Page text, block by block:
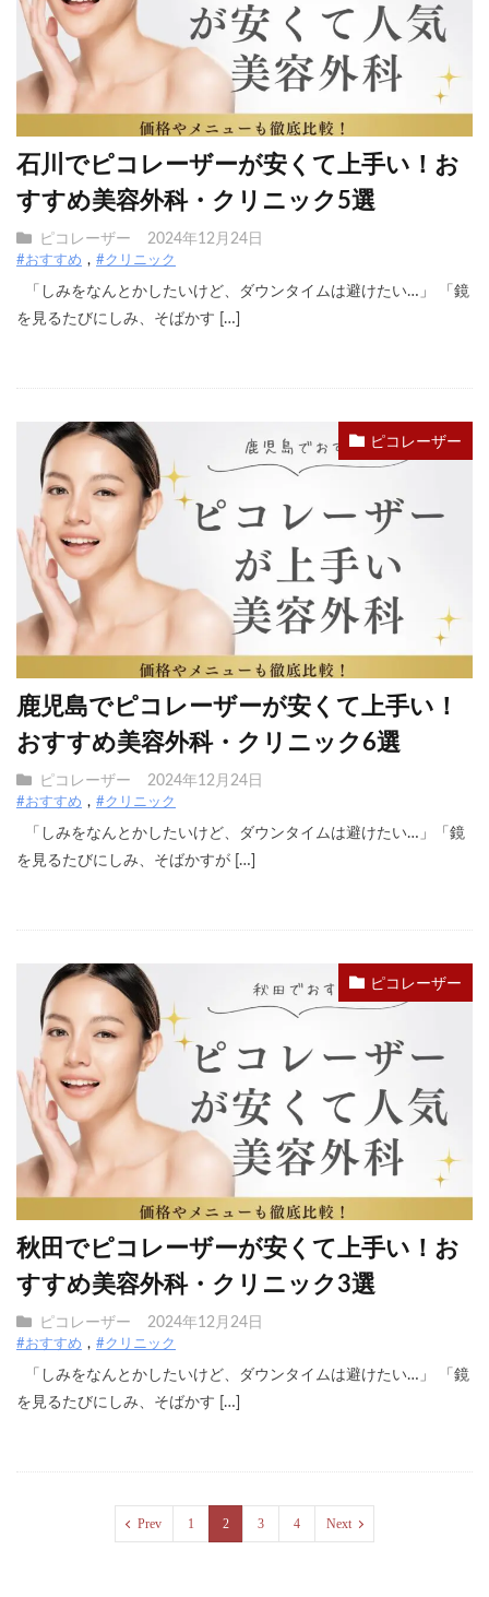
石川でピコレーザーが安くて上手い！お
すすめ美容外科・クリニック5選
ピコレーザー 2024年12月24日
#おすすめ #クリニック
「しみをなんとかしたいけど、ダウンタイムは避けたい…」 「鏡
を見るたびにしみ、そばかす […]
ピコレーザー
鹿児島でピコレーザーが安くて上手い！
おすすめ美容外科・クリニック6選
ピコレーザー 2024年12月24日
#おすすめ #クリニック
「しみをなんとかしたいけど、ダウンタイムは避けたい…」「鏡
を見るたびにしみ、そばかすが […]
ピコレーザー
秋田でピコレーザーが安くて上手い！お
すすめ美容外科・クリニック3選
ピコレーザー 2024年12月24日
#おすすめ #クリニック
「しみをなんとかしたいけど、ダウンタイムは避けたい…」 「鏡
を見るたびにしみ、そばかす […]
Prev 1 2 3 4 Next